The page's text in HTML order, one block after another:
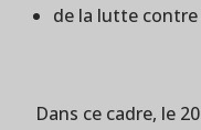
de la lutte
Dans ce cadre, le